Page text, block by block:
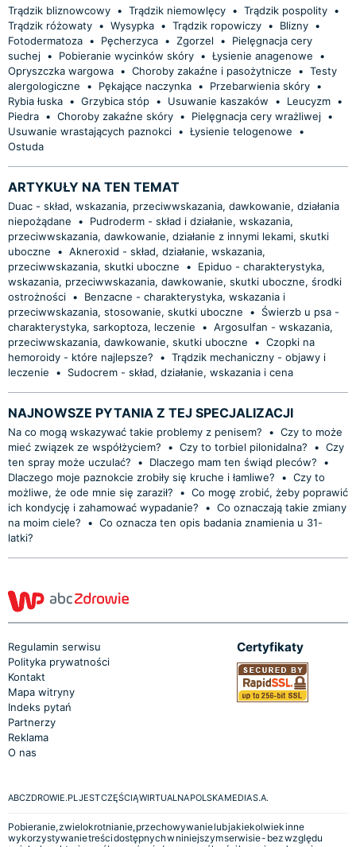
Trądzik bliznowcowy • Trądzik niemowlęcy • Trądzik pospolity •
Trądzik różowaty • Wysypka • Trądzik ropowiczy • Blizny •
Fotodermatoza • Pęcherzyca • Zgorzel •
Pielęgnacja cery
suchej • Pobieranie wycinków skóry • Łysienie anagenowe
•
Opryszczka wargowa • Choroby zakaźne i pasożytnicze • Testy
alergologiczne
• Pękające naczynka • Przebarwienia skóry •
Rybia łuska • Grzybica stóp • Usuwanie kaszaków • Leucyzm •
Piedra • Choroby zakaźne skóry • Pielęgnacja cery wrażliwej •
Usuwanie wrastających paznokci • Łysienie telogenowe
•
Ostuda
ARTYKUŁY NA TEN TEMAT
Duac - skład, wskazania, przeciwwskazania, dawkowanie, działania
niepożądane
•
Pudroderm - skład i działanie, wskazania,
przeciwwskazania, dawkowanie, działanie z innymi lekami, skutki
uboczne
• Akneroxid - skład, działanie, wskazania,
przeciwwskazania, skutki uboczne
•
Epiduo - charakterystyka,
wskazania, przeciwwskazania, dawkowanie, skutki uboczne, środki
ostrożności •
Benzacne - charakterystyka, wskazania i
przeciwwskazania, stosowanie, skutki uboczne
•
Świerzb u psa -
charakterystyka, sarkoptoza, leczenie
• Argosulfan - wskazania,
przeciwwskazania, dawkowanie, skutki uboczne
• Czopki na
hemoroidy - które najlepsze?
• Trądzik mechaniczny - objawy i
leczenie
• Sudocrem - skład, działanie, wskazania i cena
NAJNOWSZE PYTANIA Z TEJ SPECJALIZACJI
Na co mogą wskazywać takie problemy z penisem? • Czy to może
mieć związek ze współżyciem?
• Czy to torbiel pilonidalna? • Czy
ten spray może uczulać?
• Dlaczego mam ten świąd pleców?
•
Dlaczego moje paznokcie zrobiły się kruche i łamliwe?
• Czy to
możliwe, że ode mnie się zaraził?
• Co mogę zrobić, żeby poprawić
ich kondycję i zahamować wypadanie?
• Co oznaczają takie zmiany
na moim ciele?
• Co oznacza ten opis badania znamienia u 31-
latki?
Regulamin serwisu
Polityka prywatności
Kontakt
Mapa witryny
Indeks pytań
Partnerzy
Reklama
O nas
Certyfikaty
ABCZDROWIE.PL JEST CZĘŚCIĄ WIRTUALNA POLSKA MEDIA S.A.
Pobieranie, zwielokrotnianie, przechowywanie lub jakiekolwiek inne
wykorzystywanie treści dostępnych w niniejszym serwisie - bez względu